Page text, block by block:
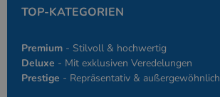
TOP-KATEGORIEN
Premium - Stilvoll & hochwertig
Deluxe - Mit exklusiven Veredelungen
Prestige - Repräsentativ & außergewöhnlich